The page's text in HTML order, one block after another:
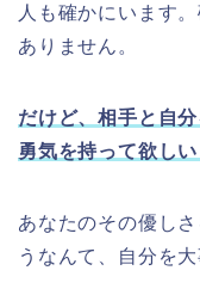
人も確かにいます
ありません。
だけど、相手と自
勇気を持って欲しい
あなたのその優し
うなんて、自分を